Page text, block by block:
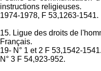
instructions religieuses.
1974-1978, F 53,1263-1541.
15. Ligue des droits de
Français.
19- N° 1 et 2 F 53,1542-1541.
N° 3 F 54,923-952.